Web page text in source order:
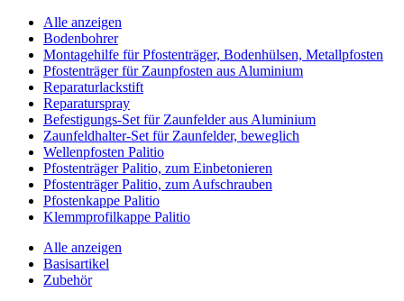
Alle anzeigen
Bodenbohrer
Montagehilfe für Pfostenträger, Bodenhülsen, Metallpfosten
Pfostenträger für Zaunpfosten aus Aluminium
Reparaturlackstift
Reparaturspray
Befestigungs-Set für Zaunfelder aus Aluminium
Zaunfeldhalter-Set für Zaunfelder, beweglich
Wellenpfosten Palitio
Pfostenträger Palitio, zum Einbetonieren
Pfostenträger Palitio, zum Aufschrauben
Pfostenkappe Palitio
Klemmprofilkappe Palitio
Alle anzeigen
Basisartikel
Zubehör